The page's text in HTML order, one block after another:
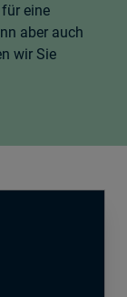
eine
aber auch
wir Sie